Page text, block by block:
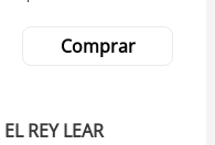
Comprar
EL REY LEAR